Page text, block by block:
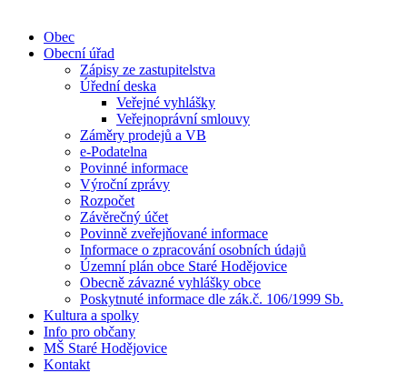
Obec
Obecní úřad
Zápisy ze zastupitelstva
Úřední deska
Veřejné vyhlášky
Veřejnoprávní smlouvy
Záměry prodejů a VB
e-Podatelna
Povinné informace
Výroční zprávy
Rozpočet
Závěrečný účet
Povinně zveřejňované informace
Informace o zpracování osobních údajů
Územní plán obce Staré Hodějovice
Obecně závazné vyhlášky obce
Poskytnuté informace dle zák.č. 106/1999 Sb.
Kultura a spolky
Info pro občany
MŠ Staré Hodějovice
Kontakt